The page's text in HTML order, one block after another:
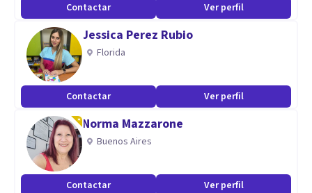
Contactar Ver perfil
Jessica Perez Rubio
Florida
Contactar Ver perfil
Norma Mazzarone
Buenos Aires
Contactar Ver perfil